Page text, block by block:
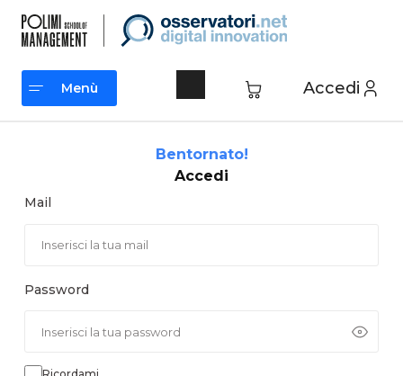
contenuto
Accedi
Menù
Bentornato!
Accedi
Mail
Password